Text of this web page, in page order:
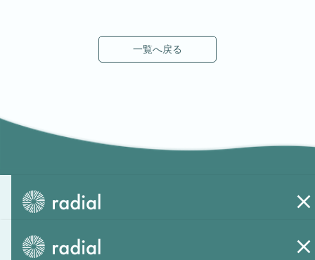
一覧へ戻る
お問
お問